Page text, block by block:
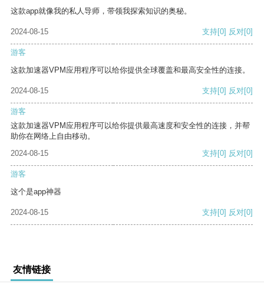
这款app就像我的私人导师，带领我探索知识的奥秘。
2024-08-15 支持[0] 反对[0]
游客
这款加速器VPM应用程序可以给你提供全球覆盖和最高安全性的连接。
2024-08-15 支持[0] 反对[0]
游客
这款加速器VPM应用程序可以给你提供最高速度和安全性的连接，并帮
助你在网络上自由移动。
2024-08-15
支持[0] 反对[0]
游客
这个是app神器
2024-08-15 支持[0] 反对[0]
友情链接